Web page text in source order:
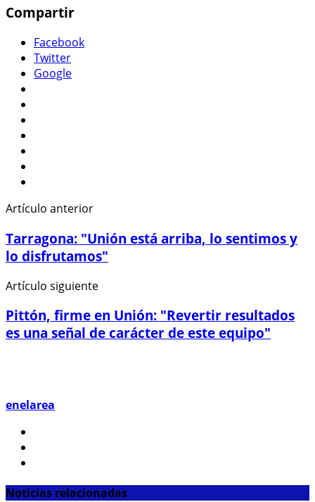
Compartir
Facebook
Twitter
Google
Artículo anterior
Tarragona: "Unión está arriba, lo sentimos y
lo disfrutamos"
Artículo siguiente
Pittón, firme en Unión: "Revertir resultados
es una señal de carácter de este equipo"
enelarea
Noticias relacionadas